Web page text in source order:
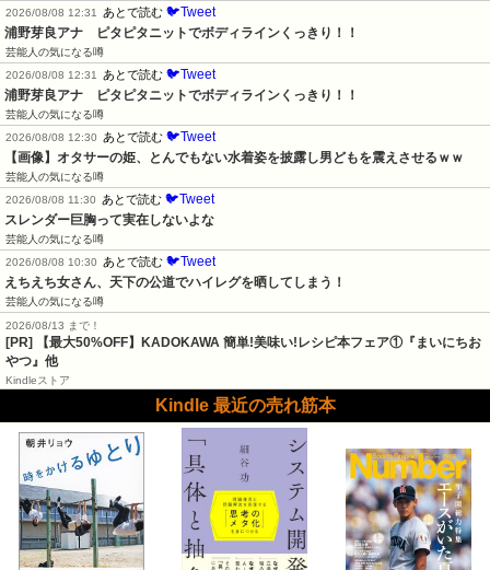
2026/08/08 12:31
あとで読む 🐦Tweet
浦野芽良アナ　ピタピタニットでボディラインくっきり！！
芸能人の気になる噂
2026/08/08 12:31
あとで読む 🐦Tweet
浦野芽良アナ　ピタピタニットでボディラインくっきり！！
芸能人の気になる噂
2026/08/08 12:30
あとで読む 🐦Tweet
【画像】オタサーの姫、とんでもない水着姿を披露し男どもを震えさせるｗｗ
芸能人の気になる噂
2026/08/08 11:30
あとで読む 🐦Tweet
スレンダー巨胸って実在しないよな
芸能人の気になる噂
2026/08/08 10:30
あとで読む 🐦Tweet
えちえち女さん、天下の公道でハイレグを晒してしまう！
芸能人の気になる噂
2026/08/13 まで！
[PR] 【最大50%OFF】KADOKAWA 簡単!美味い!レシピ本フェア①『まいにちお
やつ』他
Kindleストア
Kindle 最近の売れ筋本